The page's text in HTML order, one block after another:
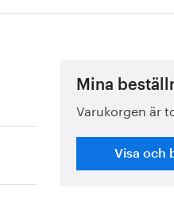
Mina
Varukorgen är
Visa och